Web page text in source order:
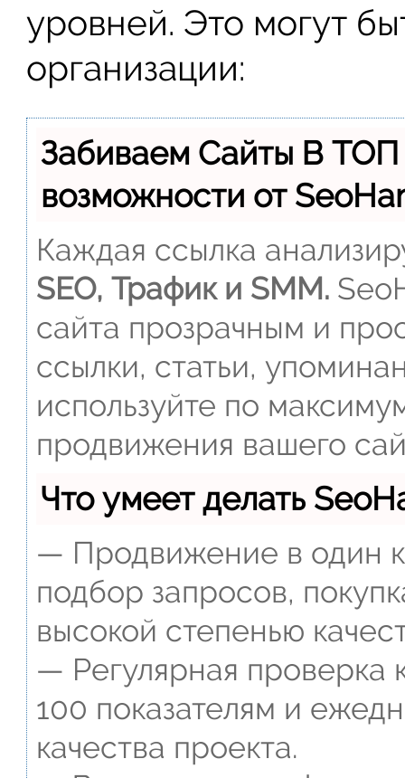
уровней. Это могут
организации:
Забиваем Сайты В
возможности от
Каждая ссылка
SEO, Трафик и SMM.
сайта прозрачным и
ссылки, статьи,
используйте по
продвижения вашего
Что умеет делать
— Продвижение в один
подбор запросов,
высокой степенью
— Регулярная проверка
100 показателям и
качества проекта.